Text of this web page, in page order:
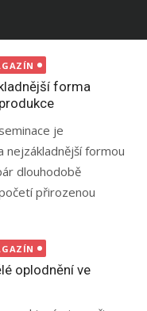
forma
je
nejzákladnější formou
dlouhodobě
přirozenou
oplodnění ve